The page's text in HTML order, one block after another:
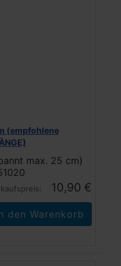
(empfohlene
max. 25 cm)
10,90 €